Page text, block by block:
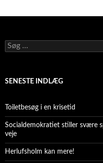
Søg
efter:
SENESTE INDLÆG
Toiletbesøg i en krisetid
Socialdemokratiet stiller svære
veje
Herlufsholm kan mere!